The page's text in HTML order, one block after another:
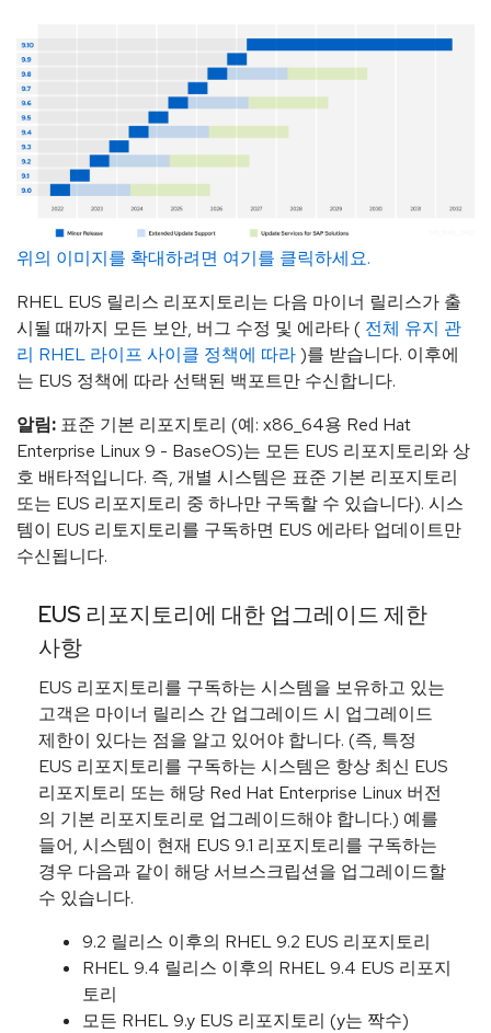
위의 이미지를 확대하려면 여기를 클릭하세요.
RHEL EUS 릴리스 리포지토리는 다음 마이너 릴리스가 출
시될 때까지 모든 보안, 버그 수정 및 에라타 ( 전체 유지 관
리 RHEL 라이프 사이클 정책에 따라)를 받습니다. 이후에
는 EUS 정책에 따라 선택된 백포트만 수신합니다.
알림: 표준 기본 리포지토리 (예: x86_64용 Red Hat
Enterprise Linux 9 - BaseOS)는 모든 EUS 리포지토리와 상
호 배타적입니다. 즉, 개별 시스템은 표준 기본 리포지토리
또는 EUS 리포지토리 중 하나만 구독할 수 있습니다). 시스
템이 EUS 리토지토리를 구독하면 EUS 에라타 업데이트만
수신됩니다.
EUS 리포지토리에 대한 업그레이드 제한
사항
EUS 리포지토리를 구독하는 시스템을 보유하고 있는
고객은 마이너 릴리스 간 업그레이드 시 업그레이드
제한이 있다는 점을 알고 있어야 합니다. (즉, 특정
EUS 리포지토리를 구독하는 시스템은 항상 최신 EUS
리포지토리 또는 해당 Red Hat Enterprise Linux 버전
의 기본 리포지토리로 업그레이드해야 합니다.) 예를
들어, 시스템이 현재 EUS 9.1 리포지토리를 구독하는
경우 다음과 같이 해당 서브스크립션을 업그레이드할
수 있습니다.
9.2 릴리스 이후의 RHEL 9.2 EUS 리포지토리
RHEL 9.4 릴리스 이후의 RHEL 9.4 EUS 리포지
토리
모든 RHEL 9.y EUS 리포지토리 (y는 짝수)